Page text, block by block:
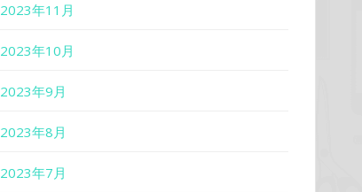
2023年11月
2023年10月
2023年9月
2023年8月
2023年7月